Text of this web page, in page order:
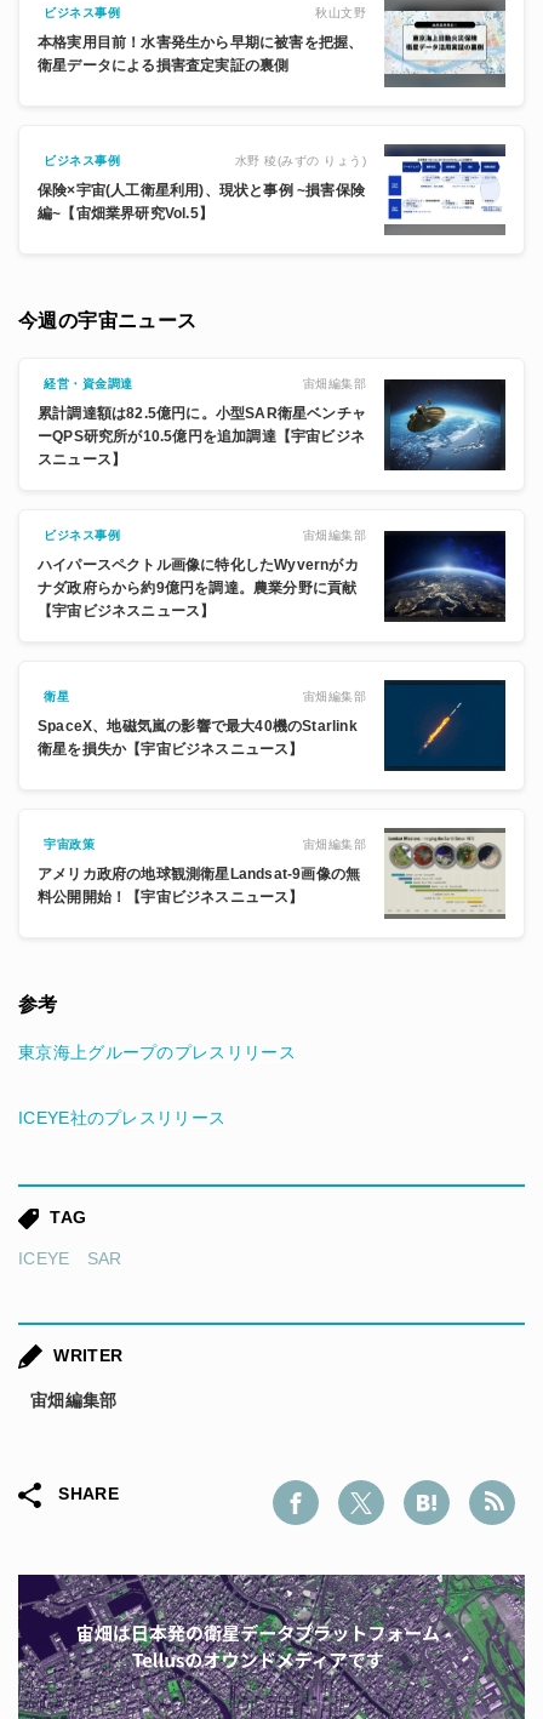
ビジネス事例 秋山文野
本格実用目前！水害発生から早期に被害を把握、
衛星データによる損害査定実証の裏側
ビジネス事例 水野 稜(みずの りょう)
保険×宇宙(人工衛星利用)、現状と事例 ~損害保険
編~【宙畑業界研究Vol.5】
今週の宇宙ニュース
経営・資金調達 宙畑編集部
累計調達額は82.5億円に。小型SAR衛星ベンチャ
ーQPS研究所が10.5億円を追加調達【宇宙ビジネ
スニュース】
ビジネス事例 宙畑編集部
ハイパースペクトル画像に特化したWyvernがカ
ナダ政府らから約9億円を調達。農業分野に貢献
【宇宙ビジネスニュース】
衛星 宙畑編集部
SpaceX、地磁気嵐の影響で最大40機のStarlink
衛星を損失か【宇宙ビジネスニュース】
宇宙政策 宙畑編集部
アメリカ政府の地球観測衛星Landsat-9画像の無
料公開開始！【宇宙ビジネスニュース】
参考
東京海上グループのプレスリリース
ICEYE社のプレスリリース
TAG
ICEYE SAR
WRITER
宙畑編集部
SHARE